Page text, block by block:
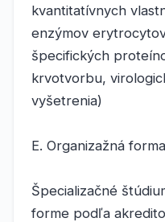
kvantitatívnych
enzýmov
špecifických
krvotvorbu,
vyšetrenia)
E. Organizažná
Špecializačné
forme podľa